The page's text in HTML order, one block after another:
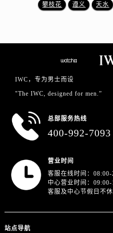
攀枝花 遵义 天水
IWC，专为男士而设
"The IWC, designed for men.”
总部服务热线
400-992-7093
营业时间
客服在线时间：08:00-
中心营业时间：09:00-
客服及中心节假日不休
站点导航